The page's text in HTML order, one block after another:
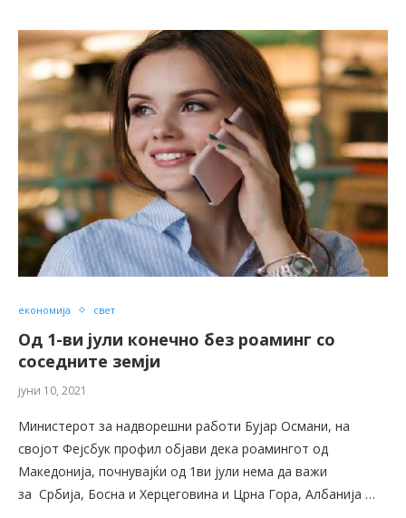
економија свет
Од 1-ви јули конечно без роаминг со
соседните земји
јуни 10, 2021
Министерот за надворешни работи Бујар Османи, на
својот Фејсбук профил објави дека роамингот од
Македонија, почнувајќи од 1ви јули нема да важи
за Србија, Босна и Херцеговина и Црна Гора, Албанија …